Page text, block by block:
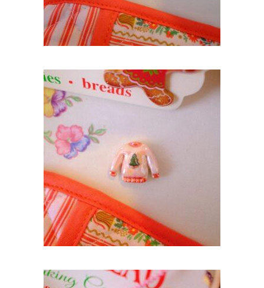
MAGNET PULL DE NOËL SAPIN
12,90€
AJOUTER AU PANIER